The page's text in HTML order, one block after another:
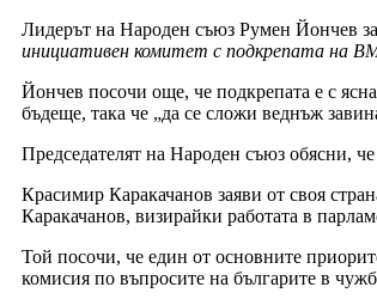
Лидерът на Народен съюз Румен Йончев
инициативен комитет с подкрепата на
Йончев посочи още, че подкрепата е с
бъдеще, така че „да се сложи веднъж
Председателят на Народен съюз обясни,
Красимир Каракачанов заяви от своя
Каракачанов, визирайки работата в
Той посочи, че един от основните
комисия по въпросите на българите в